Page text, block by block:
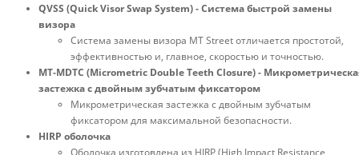
QVSS (Quick Visor Swap System) - Система быстрой замены
визора
Система замены визора MT Street отличается простотой,
эффективностью и, главное, скоростью и точностью.
MT-MDTC (Micrometric Double Teeth Closure) -
застежка с двойным зубчатым фиксатором
Микрометрическая застежка с двойным зубчатым
фиксатором для максимальной безопасности.
HIRP оболочка
Оболочка изготовлена из HIRP (High Impact Resistance